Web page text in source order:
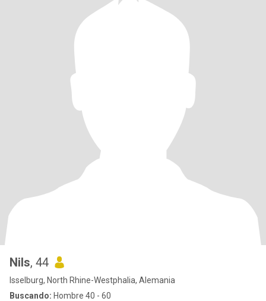
Nils, 44
Isselburg, North Rhine-Westphalia, Alemania
Buscando: Hombre 40 - 60